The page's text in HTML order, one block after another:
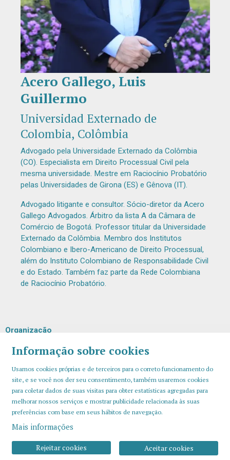
Diapositiva 1 de 1
Acero Gallego, Luis
Guillermo
Universidad Externado de
Colombia, Colômbia
Advogado pela Universidade Externado da Colômbia
(CO). Especialista em Direito Processual Civil pela
mesma universidade. Mestre em Raciocínio Probatório
pelas Universidades de Girona (ES) e Gênova (IT).
Advogado litigante e consultor. Sócio-diretor da Acero
Gallego Advogados. Árbitro da lista A da Câmara de
Comércio de Bogotá. Professor titular da Universidade
Externado da Colômbia. Membro dos Institutos
Colombiano e Ibero-Americano de Direito Processual,
além do Instituto Colombiano de Responsabilidade Civil
e do Estado. Também faz parte da Rede Colombiana
de Raciocínio Probatório.
Organização
Informação sobre cookies
Usamos cookies próprias e de terceiros para o correto funcionamento do
site, e se você nos der seu consentimento, também usaremos cookies
para coletar dados de suas visitas para obter estatísticas agregadas para
melhorar nossos serviços e mostrar publicidade relacionada às suas
preferências com base em seus hábitos de navegação.
Mais informações
Aceitar cookies
Rejeitar cookies